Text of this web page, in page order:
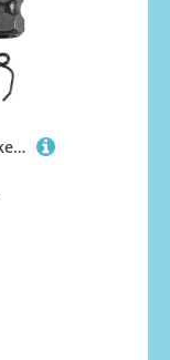
Asyduey RC Kupplungs Glocke 14T Getriebe Lager Kupplungs Schuhe Federn & Motor Mutter Schwung Rad Baugruppe für 1/8 RC Modell Nitro Auto